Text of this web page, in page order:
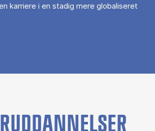
karriere i en stadig mere globaliseret